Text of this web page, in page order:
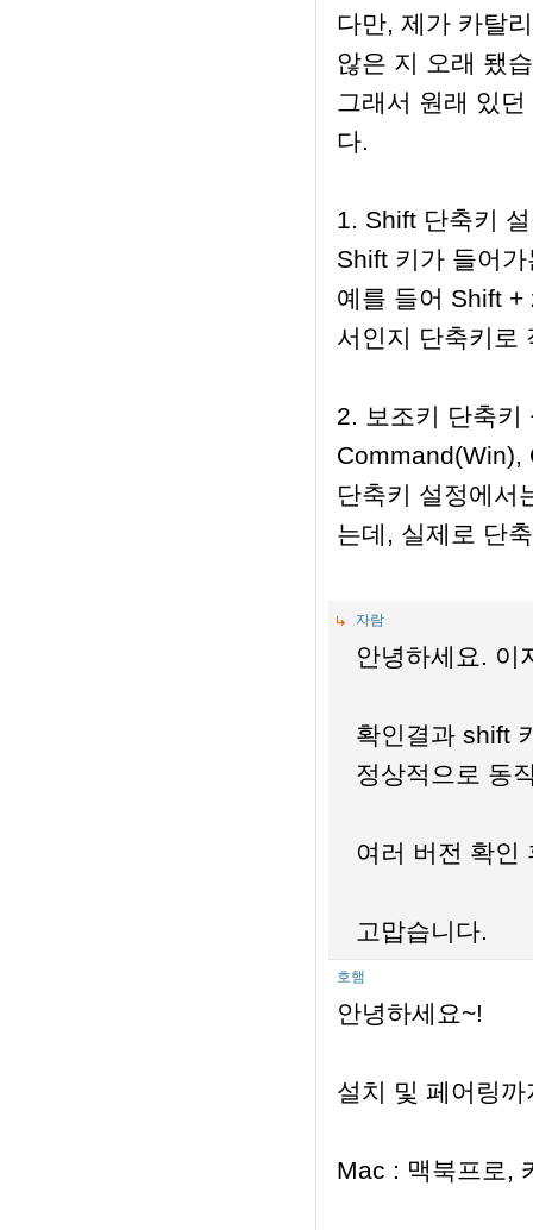
다만, 제가 카탈
않은 지 오래 됐
그래서 원래 있
다.
1. Shift 단축키
Shift 키가 들어
예를 들어 Shift +
서인지 단축키로
2. 보조키 단축키
Command(Win),
단축키 설정에서
는데, 실제로 단
자람
안녕하세요. 이
확인결과 shift
정상적으로 동
여러 버전 확인
고맙습니다.
호햄
안녕하세요~!
설치 및 페어링
Mac : 맥북프로,